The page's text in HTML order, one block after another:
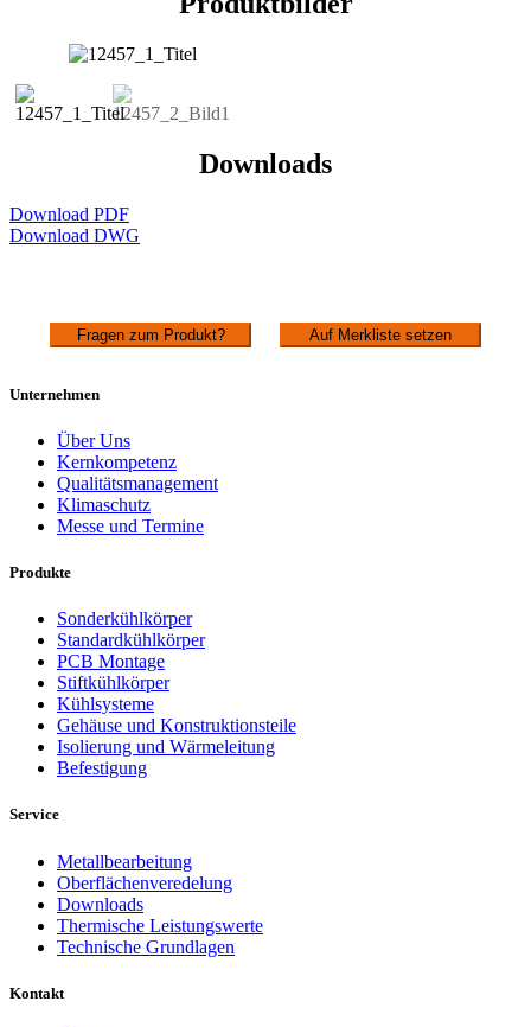
Downloads
Download PDF
Download DWG
Fragen zum Produkt? Auf Merkliste setzen
Unternehmen
Über Uns
Kernkompetenz
Qualitätsmanagement
Klimaschutz
Messe und Termine
Produkte
Sonderkühlkörper
Standardkühlkörper
PCB Montage
Stiftkühlkörper
Kühlsysteme
Gehäuse und Konstruktionsteile
Isolierung und Wärmeleitung
Befestigung
Service
Metallbearbeitung
Oberflächenveredelung
Downloads
Thermische Leistungswerte
Technische Grundlagen
Kontakt